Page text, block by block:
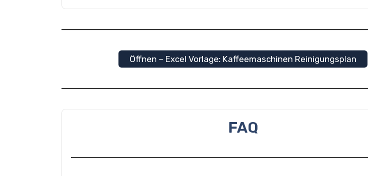
Öffnen – Excel Vorlage: Kaffeemaschinen Reinigungsplan
FAQ